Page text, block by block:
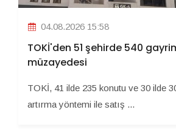
04.08.2026 15:58
TOKİ'den 51 şehirde 540
müzayedesi
TOKİ, 41 ilde 235 konutu ve 30 ilde
artırma yöntemi ile satış ...